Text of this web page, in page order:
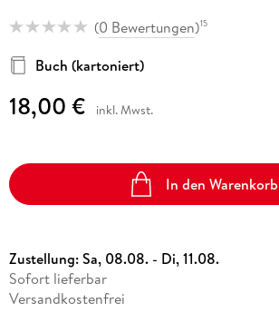
(0 Bewertungen)15
Buch (kartoniert)
18,00 € inkl. Mwst.
In den Warenkorb
Zustellung:Sa, 08.08. - Di, 11.08.
Sofort lieferbar
Versandkostenfrei